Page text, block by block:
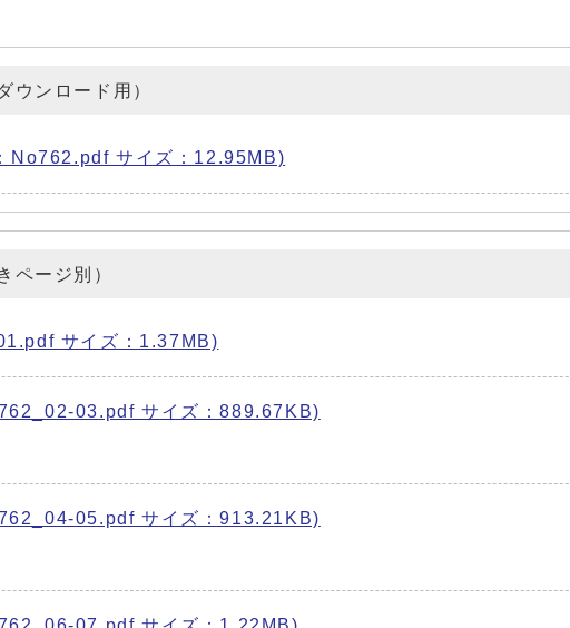
ウンロード用）
No762.pdf サイズ：12.95MB)
ページ別）
サイズ：1.37MB)
03.pdf サイズ：889.67KB)
05.pdf サイズ：913.21KB)